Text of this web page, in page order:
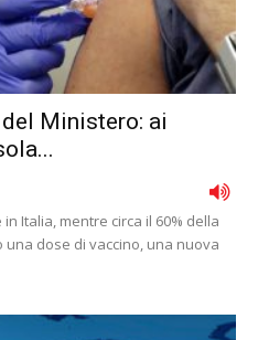
Ministero: ai
Italia, mentre circa il 60% della
dose di vaccino, una nuova